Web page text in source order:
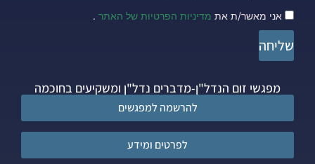
אני מאשר/ת את מדיניות הפרטיות של האתר .
שליחה
מפגשי זום הנדל"ן-מדברים נדל"ן ומשקיעים בחוכמה
להרשמה למפגשים
לפרטים ומידע